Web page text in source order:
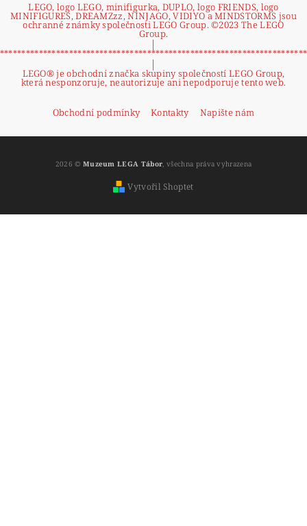
LEGO, logo LEGO, minifigurka, DUPLO, logo FRIENDS, logo
MINIFIGURES, DREAMZzz, NINJAGO, VIDIYO a MINDSTORMS jsou
ochranné známky společnosti LEGO Group. ©2023 The LEGO
Group.
|
|
LEGO® je obchodní značka skupiny společností LEGO Group,
která nesponzoruje, neautorizuje ani nepodporuje tento web.
Obchodní podmínky Kontakty Napište nám
2026 © Muzeum LEGA Tábor, všechna práva vyhrazena
Vytvořil Shoptet